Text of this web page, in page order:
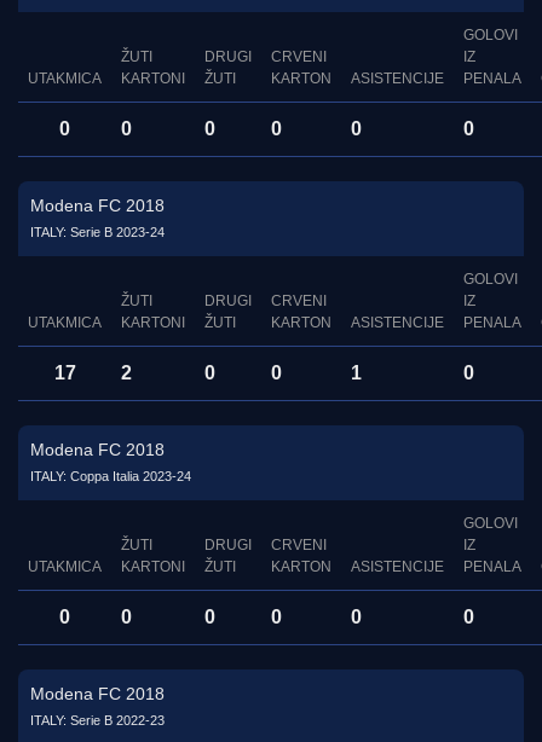
UTAKMICA
ŽUTI
KARTONI
DRUGI
ŽUTI
CRVENI
KARTON
ASISTENCIJE
GOLOVI
IZ
PENALA
0 0 0 0 0 0
Modena FC 2018
ITALY: Serie B 2023-24
UTAKMICA
ŽUTI
KARTONI
DRUGI
ŽUTI
CRVENI
KARTON
ASISTENCIJE
GOLOVI
IZ
PENALA
17 2 0 0 1 0
Modena FC 2018
ITALY: Coppa Italia 2023-24
UTAKMICA
ŽUTI
KARTONI
DRUGI
ŽUTI
CRVENI
KARTON
ASISTENCIJE
GOLOVI
IZ
PENALA
0 0 0 0 0 0
Modena FC 2018
ITALY: Serie B 2022-23